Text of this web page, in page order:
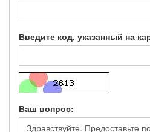
Введите код, указанный на
Ваш вопрос: